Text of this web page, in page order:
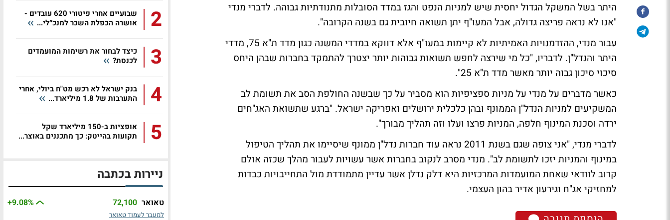
היתר בשל המשקל הגדול יחסית שיש למניות הנפט והגז במדד הסובלות מתנודתיות גבוהה. לדברי מנדי
"אנו לא נראה פריצה גדולה, אבל המעו"ף יתן תשואה חיובית גם בשנה הקרובה".
עבור מנדי, ההזדמנויות האמיתיות לא קיימות במעו"ף אלא דווקא במדדי המשנה כגון מדד ת"א 75, מדדי
היתר והנדל"ן. לדבריו, "כל מי שירצה לחפש תשואות גבוהות יותר יצטרך להתמקד בחברות שבהן היחס
סיכוי סיכון גבוה יותר מאשר מדד ת"א 25".
כאשר מדברים על מנדי על מניות ספציפיות הוא מסביר על כך שבשנה החולפת הסב את תשומת לב
המשקיעים למניות הנדל"ן הממונף ובהן כלכלית ירושלים ואפריקה ישראל. "ברגע שתשואת האג"חים
ירדה וסכנת המינוף חלפה, המניות פרצו ועלו וזה תהליך מבורך".
לדברי מנדי, "אני צופה שגם בשנת 2011 נראה עוד חברות נדל"ן ממונף שיסיימו את תהליך הטיפול
במינוף והמניות יזכו לתשומת לב". מנדי מסרב לנקוב בחברות אשר עשויות לעבור מהלך שכזה אולם
קרוב לוודאי שאחת המועמדות המרכזיות היא דלק נדלן אשר עדיין מתמודדת מול התחייבויות כבדות
למחזיקי אג"ח וגירעון אדיר בהון העצמי.
2
שבועיים אחרי פיטורי 620 עובדים -
אושרה הכפלת השכר למנכ״לי...
3
כיצד לבחור את רשימות המועמדים
לכנסת?
4
בנק ישראל לא רכש מט"ח ביולי, אחרי
התערבות של 1.8 מיליארד...
5
אופציות ב-150 מיליארד שקל
תקועות בהייטק: כך מתכננים באוצר...
ניירות בכתבה
טאואר 72,100
+9.08%
למעבר לעמוד טאואר